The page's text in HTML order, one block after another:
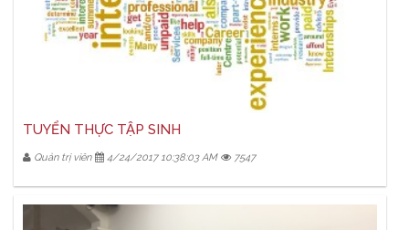
TUYỂN THỰC TẬP SINH
Quản trị viên 4/24/2017 10:38:03 AM 7547